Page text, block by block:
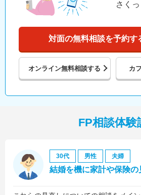
さく
対面の無料相談を予約す
オンライン無料相談する カ
FP相談体験
30代 男性 夫婦
結婚を機に家計や保険